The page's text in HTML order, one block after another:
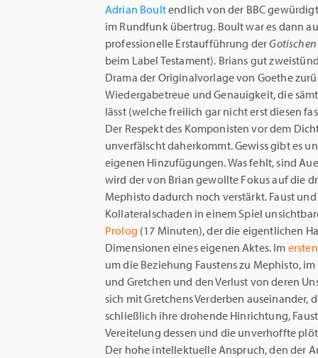
Adrian Boultendlich von der BBC
im Rundfunk übertrug. Boult war es dann
professionelle Erstaufführung der
beim Label Testament). Brians gut
Drama der Originalvorlage von Goethe
Wiedergabetreue und Genauigkeit, die
lässt (welche freilich gar nicht erst diesen
Der Respekt des Komponisten vor dem
unverfälscht daherkommt. Gewiss gibt es
eigenen Hinzufügungen. Was fehlt, sind
wird der von Brian gewollte Fokus auf die
Mephisto dadurch noch verstärkt. Faust
Kollateralschaden in einem Spiel
Prolog (17 Minuten), der die eigentlichen
Dimensionen eines eigenen Aktes. Im
um die Beziehung Faustens zu Mephisto, im
und Gretchen und den Verlust von deren
sich mit Gretchens Verderben auseinander,
schließlich ihre drohende Hinrichtung,
Vereitelung dessen und die unverhoffte
Der hohe intellektuelle Anspruch, den der